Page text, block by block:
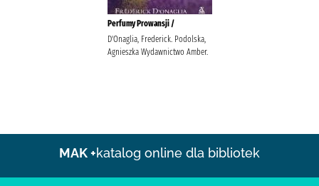
Perfumy Prowansji /
D'Onaglia, Frederick. Podolska,
Agnieszka Wydawnictwo Amber.
MAK +katalog online dla bibliotek